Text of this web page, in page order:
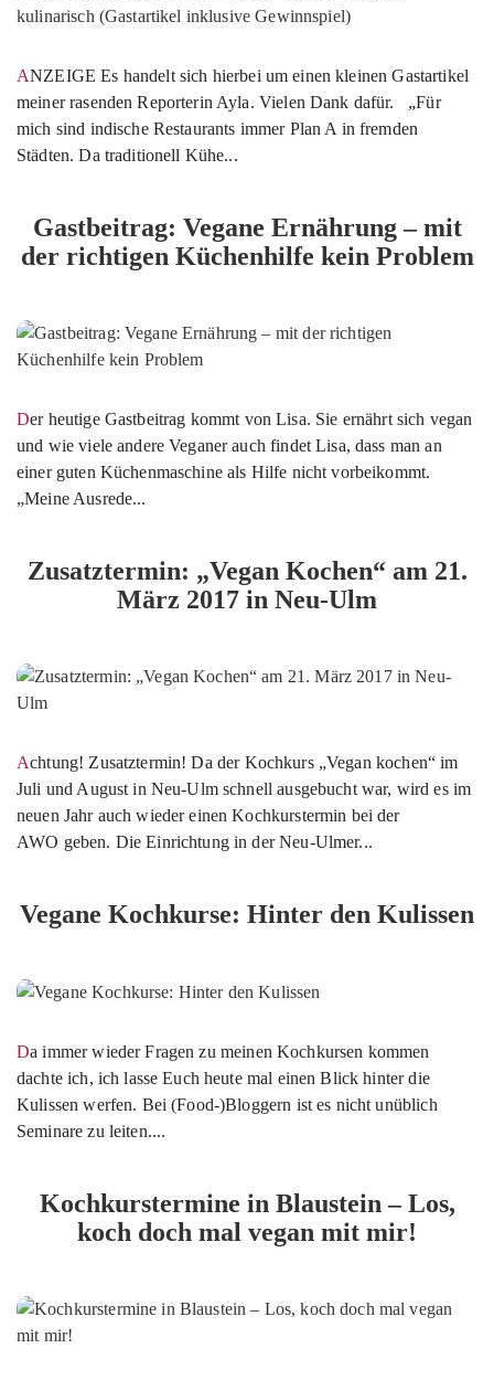
ANZEIGE Es handelt sich hierbei um einen kleinen Gastartikel
meiner rasenden Reporterin Ayla. Vielen Dank dafür. „Für
mich sind indische Restaurants immer Plan A in fremden
Städten. Da traditionell Kühe...
Gastbeitrag: Vegane Ernährung – mit
der richtigen Küchenhilfe kein Problem
Der heutige Gastbeitrag kommt von Lisa. Sie ernährt sich vegan
und wie viele andere Veganer auch findet Lisa, dass man an
einer guten Küchenmaschine als Hilfe nicht vorbeikommt.
„Meine Ausrede...
Zusatztermin: „Vegan Kochen“ am 21.
März 2017 in Neu-Ulm
Achtung! Zusatztermin! Da der Kochkurs „Vegan kochen“ im
Juli und August in Neu-Ulm schnell ausgebucht war, wird es im
neuen Jahr auch wieder einen Kochkurstermin bei der
AWO geben. Die Einrichtung in der Neu-Ulmer...
Vegane Kochkurse: Hinter den Kulissen
Da immer wieder Fragen zu meinen Kochkursen kommen
dachte ich, ich lasse Euch heute mal einen Blick hinter die
Kulissen werfen. Bei (Food-)Bloggern ist es nicht unüblich
Seminare zu leiten....
Kochkurstermine in Blaustein – Los,
koch doch mal vegan mit mir!